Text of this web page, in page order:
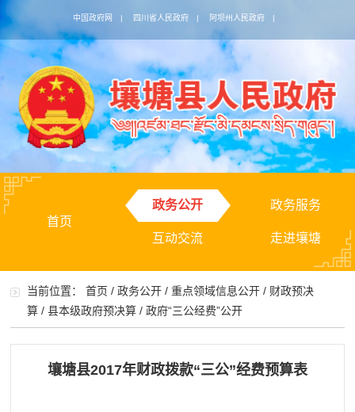
中国政府网 | 四川省人民政府 | 阿坝州人民政府 |
首页
政务公开 政务服务
互动交流 走进壤塘
当前位置：首页 /政务公开 /重点领域信息公开 / 财政预决
算 /县本级政府预决算 /政府“三公经费”公开
壤塘县2017年财政拨款“三公”经费预算表